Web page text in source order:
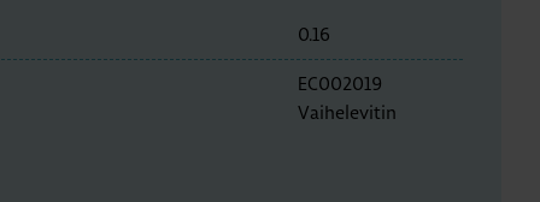
0.16
EC002019
Vaihelevitin